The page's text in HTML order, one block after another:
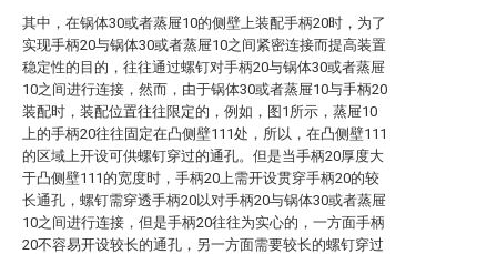
其中，在锅体30或者蒸屉10的侧壁上装配手柄20时，为了
实现手柄20与锅体30或者蒸屉10之间紧密连接而提高装置
稳定性的目的，往往通过螺钉对手柄20与锅体30或者蒸屉
10之间进行连接，然而，由于锅体30或者蒸屉10与手柄20
装配时，装配位置往往限定的，例如，图1所示，蒸屉10
上的手柄20往往固定在凸侧壁111处，所以，在凸侧壁111
的区域上开设可供螺钉穿过的通孔。但是当手柄20厚度大
于凸侧壁111的宽度时，手柄20上需开设贯穿手柄20的较
长通孔，螺钉需穿透手柄20以对手柄20与锅体30或者蒸屉
10之间进行连接，但是手柄20往往为实心的，一方面手柄
20不容易开设较长的通孔，另一方面需要较长的螺钉穿过